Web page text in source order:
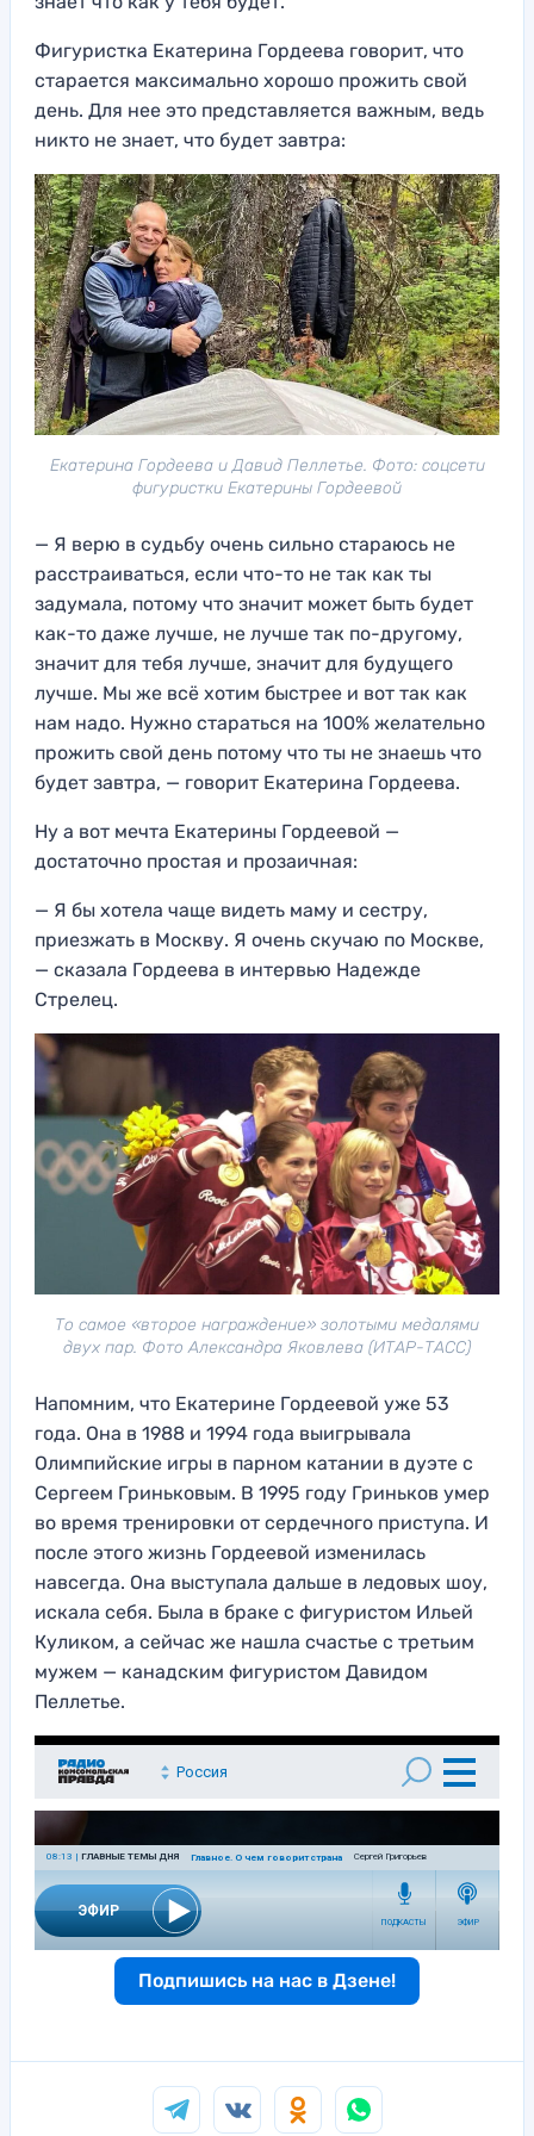
Фигуристка Екатерина Гордеева говорит, что
старается максимально хорошо прожить свой
день. Для нее это представляется важным, ведь
никто не знает, что будет завтра:
Екатерина Гордеева и Давид Пеллетье. Фото: соцсети
фигуристки Екатерины Гордеевой
— Я верю в судьбу очень сильно стараюсь не
расстраиваться, если что-то не так как ты
задумала, потому что значит может быть будет
как-то даже лучше, не лучше так по-другому,
значит для тебя лучше, значит для будущего
лучше. Мы же всё хотим быстрее и вот так как
нам надо. Нужно стараться на 100% желательно
прожить свой день потому что ты не знаешь что
будет завтра, — говорит Екатерина Гордеева.
Ну а вот мечта Екатерины Гордеевой —
достаточно простая и прозаичная:
— Я бы хотела чаще видеть маму и сестру,
приезжать в Москву. Я очень скучаю по Москве,
— сказала Гордеева в интервью Надежде
Стрелец.
То самое «второе награждение» золотыми медалями
двух пар. Фото Александра Яковлева (ИТАР-ТАСС)
Напомним, что Екатерине Гордеевой уже 53
года. Она в 1988 и 1994 года выигрывала
Олимпийские игры в парном катании в дуэте с
Сергеем Гриньковым. В 1995 году Гриньков умер
во время тренировки от сердечного приступа. И
после этого жизнь Гордеевой изменилась
навсегда. Она выступала дальше в ледовых шоу,
искала себя. Была в браке с фигуристом Ильей
Куликом, а сейчас же нашла счастье с третьим
мужем — канадским фигуристом Давидом
Пеллетье.
Подпишись на нас в Дзене!